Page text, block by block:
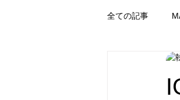
全ての記事
ピアノ新着情